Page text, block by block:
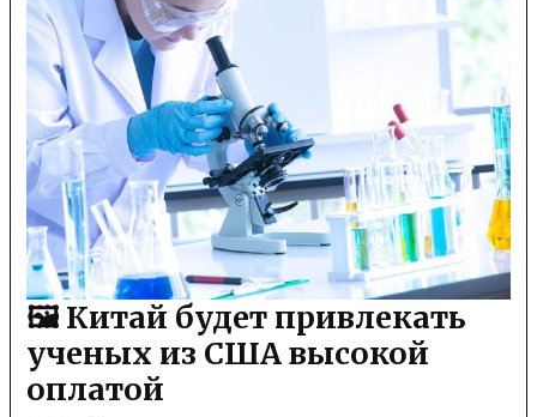
🖼 Китай будет привлекать
ученых из США высокой
оплатой